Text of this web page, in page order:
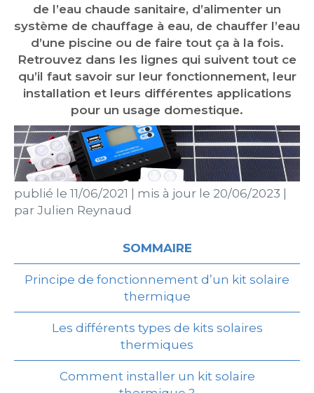
de l’eau chaude sanitaire, d’alimenter un
système de chauffage à eau, de chauffer l’eau
d’une piscine ou de faire tout ça à la fois.
Retrouvez dans les lignes qui suivent tout ce
qu’il faut savoir sur leur fonctionnement, leur
installation et leurs différentes applications
pour un usage domestique.
publié le 11/06/2021 mis à jour le 20/06/2023
par Julien Reynaud
SOMMAIRE
Principe de fonctionnement d’un kit solaire
thermique
Les différents types de kits solaires
thermiques
Comment installer un kit solaire